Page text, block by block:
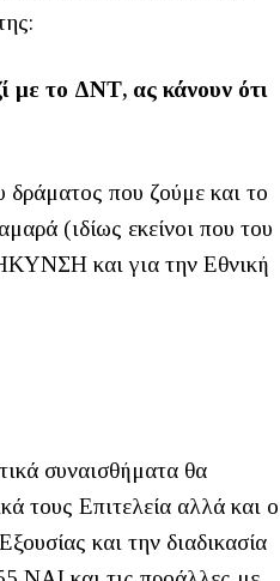
με το ΔΝΤ, ας κάνουν ότι
δράματος που ζούμε και το
(ιδίως εκείνοι που του
και για την Εθνική
συναισθήματα θα
τους Επιτελεία αλλά και ο
και την διαδικασία